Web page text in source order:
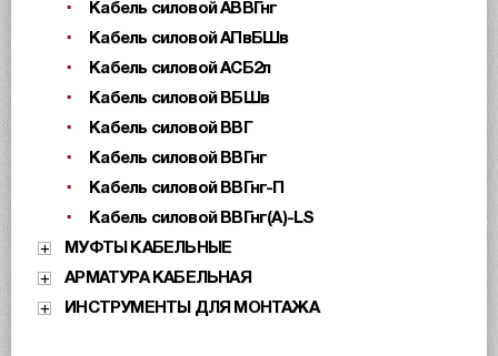
Кабель силовой АВВГнг
Кабель силовой АПвБШв
Кабель силовой АСБ2л
Кабель силовой ВБШв
Кабель силовой ВВГ
Кабель силовой ВВГнг
Кабель силовой ВВГнг-П
Кабель силовой ВВГнг(А)-LS
МУФТЫ КАБЕЛЬНЫЕ
АРМАТУРА КАБЕЛЬНАЯ
ИНСТРУМЕНТЫ ДЛЯ МОНТАЖА